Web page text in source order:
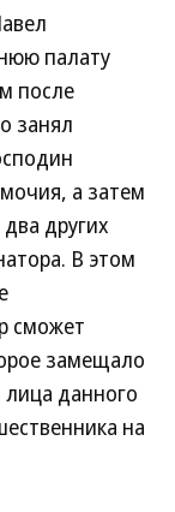
палату
после
занял
а затем
других
В этом
сможет
замещало
данного
на